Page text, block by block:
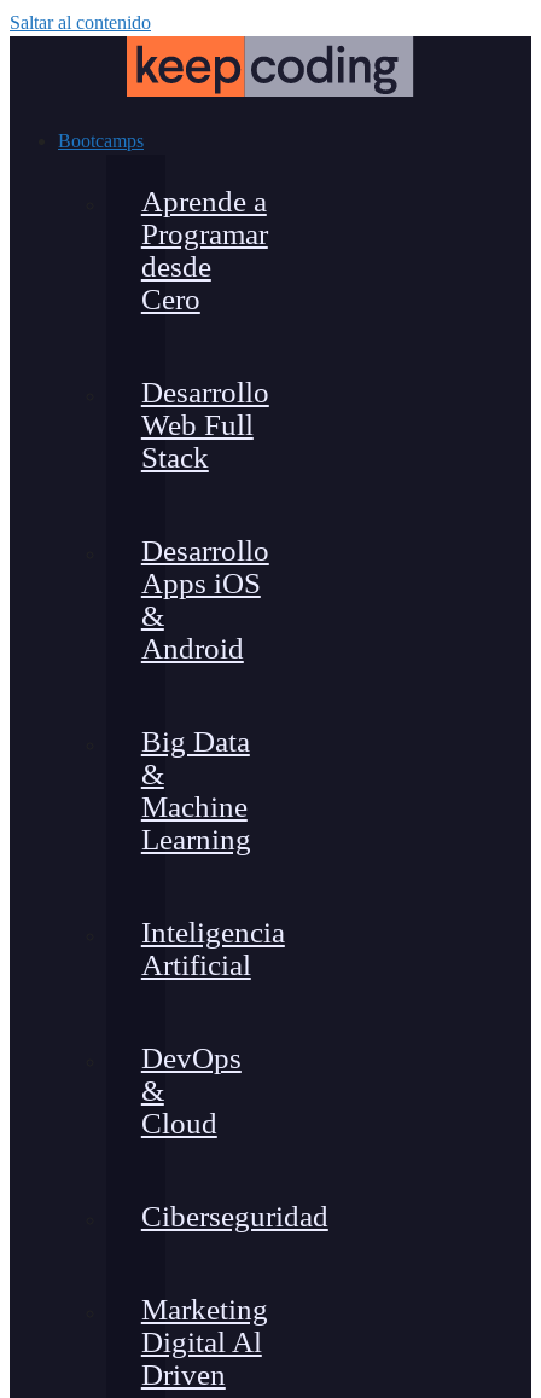
Saltar al contenido
Bootcamps
Aprende a
Programar
desde
Cero
Desarrollo
Web Full
Stack
Desarrollo
Apps iOS
&
Android
Big Data
&
Machine
Learning
Inteligencia
Artificial
DevOps
&
Cloud
Ciberseguridad
Marketing
Digital Al
Driven